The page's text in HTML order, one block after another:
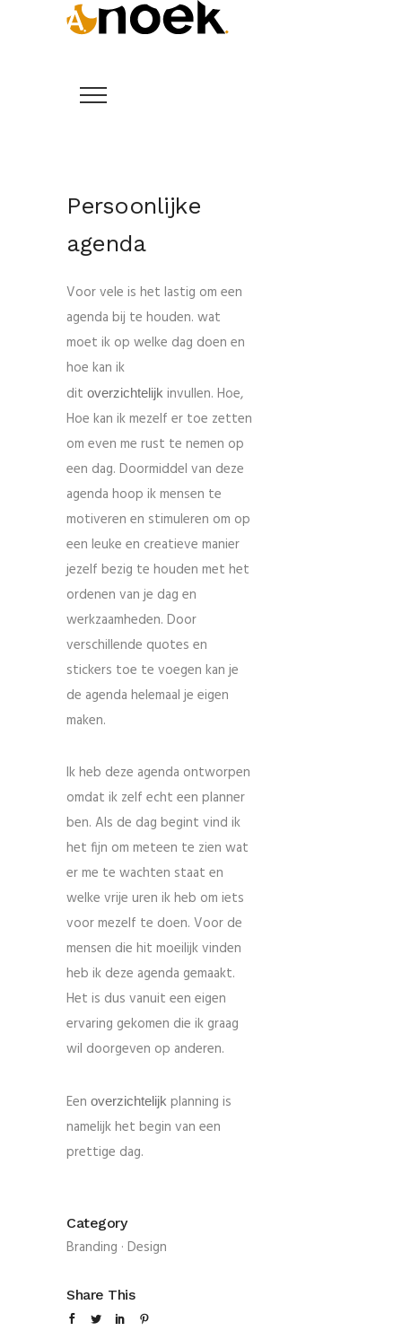
Persoonlijke
agenda
Voor vele is het lastig om een
agenda bij te houden. wat
moet ik op welke dag doen en
hoe kan ik
dit overzichtelijk invullen. Hoe,
Hoe kan ik mezelf er toe zetten
om even me rust te nemen op
een dag. Doormiddel van deze
agenda hoop ik mensen te
motiveren en stimuleren om op
een leuke en creatieve manier
jezelf bezig te houden met het
ordenen van je dag en
werkzaamheden. Door
verschillende quotes en
stickers toe te voegen kan je
de agenda helemaal je eigen
maken.
Ik heb deze agenda ontworpen
omdat ik zelf echt een planner
ben. Als de dag begint vind ik
het fijn om meteen te zien wat
er me te wachten staat en
welke vrije uren ik heb om iets
voor mezelf te doen. Voor de
mensen die hit moeilijk vinden
heb ik deze agenda gemaakt.
Het is dus vanuit een eigen
ervaring gekomen die ik graag
wil doorgeven op anderen.
Een overzichtelijk planning is
namelijk het begin van een
prettige dag.
Category
Branding · Design
Share This